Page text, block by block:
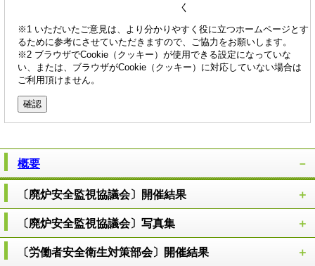
く
※1 いただいたご意見は、より分かりやすく役に立つホームページとす
るために参考にさせていただきますので、ご協力をお願いします。
※2 ブラウザでCookie（クッキー）が使用できる設定になっていな
い、または、ブラウザがCookie（クッキー）に対応していない場合は
ご利用頂けません。
概要
〔廃炉安全監視協議会〕開催結果
〔廃炉安全監視協議会〕写真集
〔労働者安全衛生対策部会〕開催結果